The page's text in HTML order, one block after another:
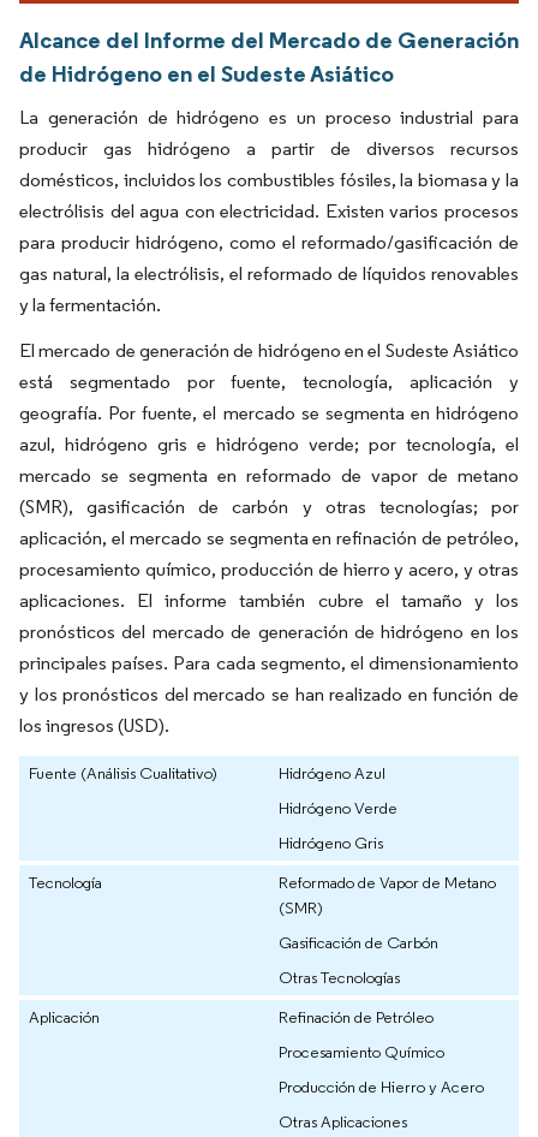
Alcance del Informe del Mercado de Generación
de Hidrógeno en el Sudeste Asiático
La generación de hidrógeno es un proceso industrial para
producir gas hidrógeno a partir de diversos recursos
domésticos, incluidos los combustibles fósiles, la biomasa y la
electrólisis del agua con electricidad. Existen varios procesos
para producir hidrógeno, como el reformado/gasificación de
gas natural, la electrólisis, el reformado de líquidos renovables
y la fermentación.
El mercado de generación de hidrógeno en el Sudeste Asiático
está segmentado por fuente, tecnología, aplicación y
geografía. Por fuente, el mercado se segmenta en hidrógeno
azul, hidrógeno gris e hidrógeno verde; por tecnología, el
mercado se segmenta en reformado de vapor de metano
(SMR), gasificación de carbón y otras tecnologías; por
aplicación, el mercado se segmenta en refinación de petróleo,
procesamiento químico, producción de hierro y acero, y otras
aplicaciones. El informe también cubre el tamaño y los
pronósticos del mercado de generación de hidrógeno en los
principales países. Para cada segmento, el dimensionamiento
y los pronósticos del mercado se han realizado en función de
los ingresos (USD).
Fuente (Análisis Cualitativo)
Hidrógeno Azul
Hidrógeno Verde
Hidrógeno Gris
Tecnología
Reformado de Vapor de Metano
(SMR)
Gasificación de Carbón
Otras Tecnologías
Aplicación
Refinación de Petróleo
Procesamiento Químico
Producción de Hierro y Acero
Otras Aplicaciones